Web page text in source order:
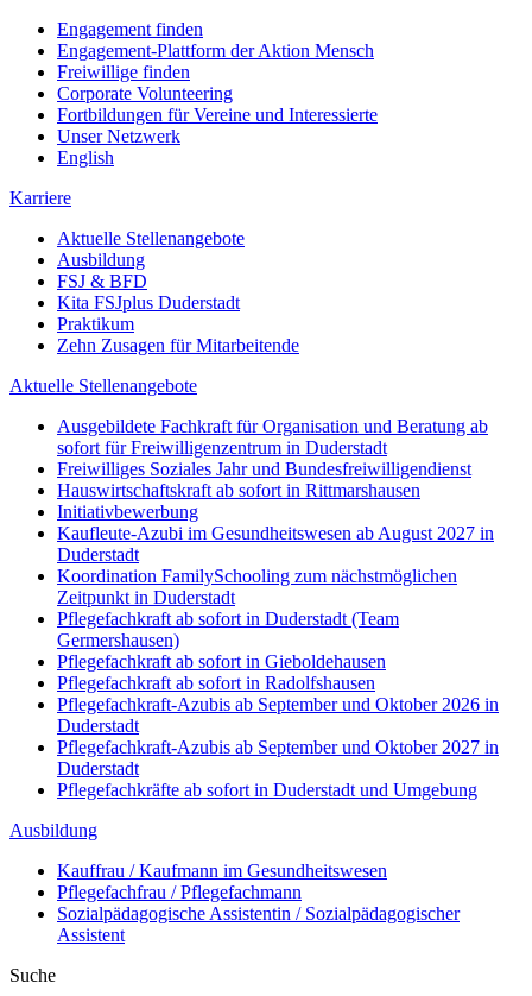
Engagement finden
Engagement-Plattform der Aktion Mensch
Freiwillige finden
Corporate Volunteering
Fortbildungen für Vereine und Interessierte
Unser Netzwerk
English
Karriere
Aktuelle Stellenangebote
Ausbildung
FSJ & BFD
Kita FSJplus Duderstadt
Praktikum
Zehn Zusagen für Mitarbeitende
Aktuelle Stellenangebote
Ausgebildete Fachkraft für Organisation und Beratung ab
sofort für Freiwilligenzentrum in Duderstadt
Freiwilliges Soziales Jahr und Bundesfreiwilligendienst
Hauswirtschaftskraft ab sofort in Rittmarshausen
Initiativbewerbung
Kaufleute-Azubi im Gesundheitswesen ab August 2027 in
Duderstadt
Koordination FamilySchooling zum nächstmöglichen
Zeitpunkt in Duderstadt
Pflegefachkraft ab sofort in Duderstadt (Team
Germershausen)
Pflegefachkraft ab sofort in Gieboldehausen
Pflegefachkraft ab sofort in Radolfshausen
Pflegefachkraft-Azubis ab September und Oktober 2026 in
Duderstadt
Pflegefachkraft-Azubis ab September und Oktober 2027 in
Duderstadt
Pflegefachkräfte ab sofort in Duderstadt und Umgebung
Ausbildung
Kauffrau / Kaufmann im Gesundheitswesen
Pflegefachfrau / Pflegefachmann
Sozialpädagogische Assistentin / Sozialpädagogischer
Assistent
Suche